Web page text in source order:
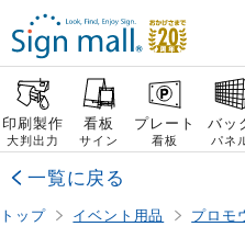
印刷製作
大判出力
看板
サイン
プレート
看板
バッ
パネ
一覧に戻る
トップ イベント用品 プロモ